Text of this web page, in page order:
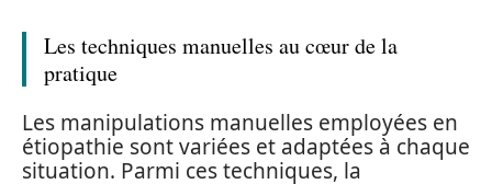
Les techniques manuelles au cœur de la
pratique
Les manipulations manuelles employées en
étiopathie sont variées et adaptées à chaque
situation. Parmi ces techniques, la